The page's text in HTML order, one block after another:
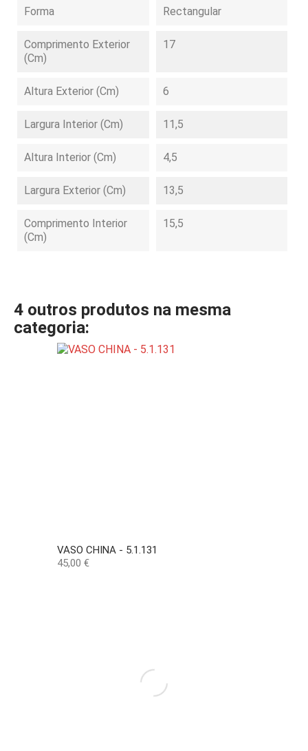
Forma Rectangular
Comprimento Exterior
(cm)
17
Altura Exterior (cm) 6
Largura Interior (cm) 11,5
Altura Interior (cm) 4,5
Largura Exterior (cm) 13,5
Comprimento Interior
(cm)
15,5
4 outros produtos na mesma
categoria:
VASO CHINA - 5.1.131
Preço
45,00 €